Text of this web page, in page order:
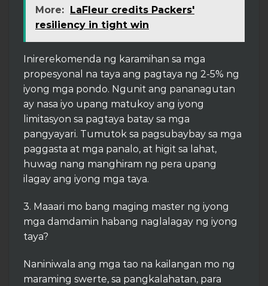
More:
LaFleur credits Packers'
resiliency in tight win
Inirerekomenda ng karamihan sa mga
propesyonal na taya ang pagtaya ng 2-5% ng
iyong mga pondo. Ngunit ang pananagutan
ay nasa iyo upang matukoy ang iyong
limitasyon sa pagtaya batay sa mga
pangyayari. Tumutok sa pagsubaybay sa mga
paggasta at mga panalo, at higit sa lahat,
huwag nang manghiram ng pera upang
ilagay ang iyong mga taya.
3. Maaari mo bang maging master ng iyong
mga damdamin habang naglalagay ng iyong
taya?
Naniniwala ang mga tao na kailangan mo ng
maraming swerte, sa pangkalahatan, para